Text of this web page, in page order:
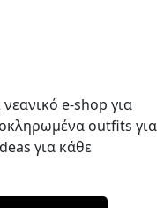
e-shop για
outfits για
για κάθε